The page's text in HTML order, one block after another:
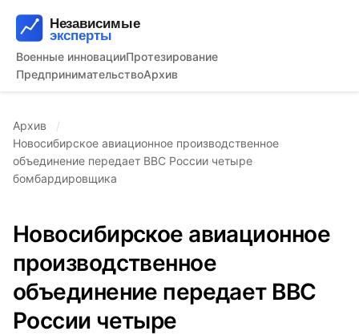
Военные инновацииПротезирование
ПредпринимательствоАрхив
Архив
Новосибирское авиационное производственное
объединение передает ВВС России четыре
бомбардировщика
Новосибирское авиационное
производственное
объединение передает ВВС
России четыре